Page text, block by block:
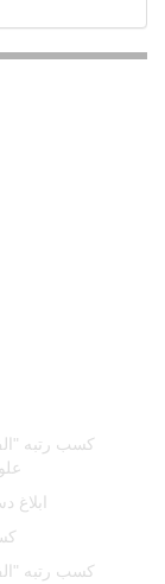
کسب رتبه
ابلاغ
کسب رتبه